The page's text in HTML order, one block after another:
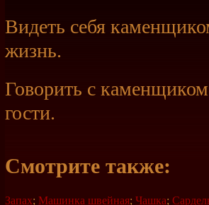
Видеть себя
жизнь.
Говорить с
гости.
Смотрите также:
Запах; Машинка швейная; Чашка;